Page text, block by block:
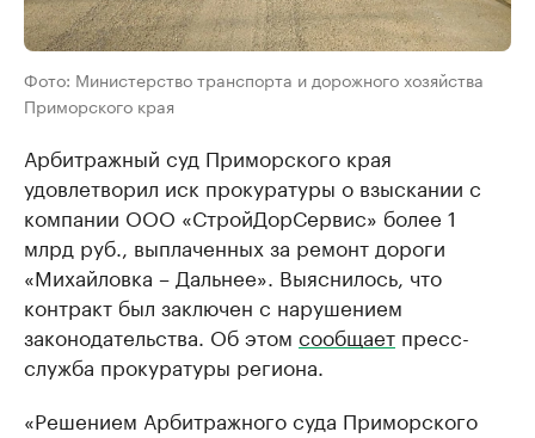
Фото: Министерство транспорта и дорожного хозяйства
Приморского края
Арбитражный суд Приморского края
удовлетворил иск прокуратуры о взыскании с
компании ООО «СтройДорСервис» более 1
млрд руб., выплаченных за ремонт дороги
«Михайловка – Дальнее». Выяснилось, что
контракт был заключен с нарушением
законодательства. Об этом сообщает пресс-
служба прокуратуры региона.
«Решением Арбитражного суда Приморского